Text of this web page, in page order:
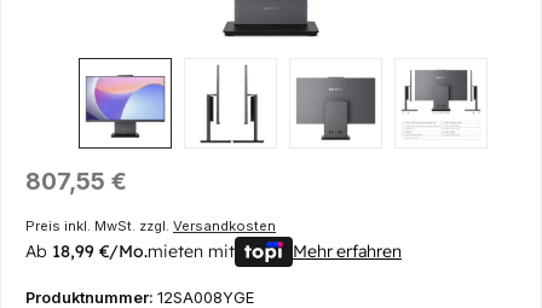
Regulärer Preis:
807,55 €
Preis inkl. MwSt. zzgl. Versandkosten
Ab 18,99 €/Mo.mieten mit Mehr erfahren
Produktnummer: 12SA008YGE